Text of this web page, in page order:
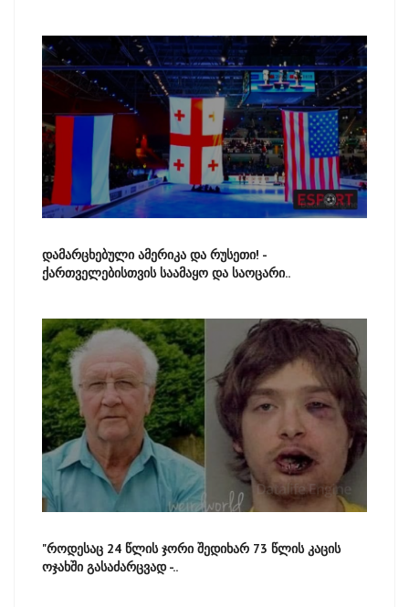
დამარცხებული ამერიკა და რუსეთი! -
ქართველებისთვის საამაყო და საოცარი..
"როდესაც 24 წლის ჯორი შედიხარ 73 წლის კაცის
ოჯახში გასაძარცვად -..